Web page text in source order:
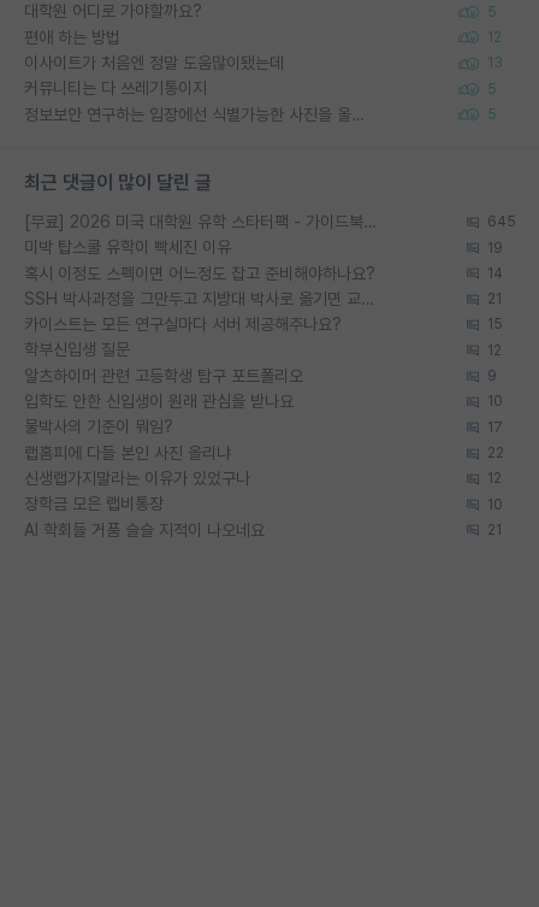
대학원 어디로 가야할까요? 5
편애 하는 방법 12
이사이트가 처음엔 정말 도움많이됐는데 13
커뮤니티는 다 쓰레기통이지 5
정보보안 연구하는 입장에선 식별가능한 사진을 올리는건 비추이긴함 5
최근 댓글이 많이 달린 글
[무료] 2026 미국 대학원 유학 스타터팩 - 가이드북 & 합격자 컨택메일 템플릿 645
미박 탑스쿨 유학이 빡세진 이유 19
혹시 이정도 스펙이면 어느정도 잡고 준비해야하나요? 14
SSH 박사과정을 그만두고 지방대 박사로 옮기면 교수의 꿈은 끝일까요? 21
카이스트는 모든 연구실마다 서버 제공해주나요? 15
학부신입생 질문 12
알츠하이머 관련 고등학생 탐구 포트폴리오 9
입학도 안한 신입생이 원래 관심을 받나요 10
물박사의 기준이 뭐임? 17
랩홈피에 다들 본인 사진 올리냐 22
신생랩가지말라는 이유가 있었구나 12
장학금 모은 랩비통장 10
AI 학회들 거품 슬슬 지적이 나오네요 21